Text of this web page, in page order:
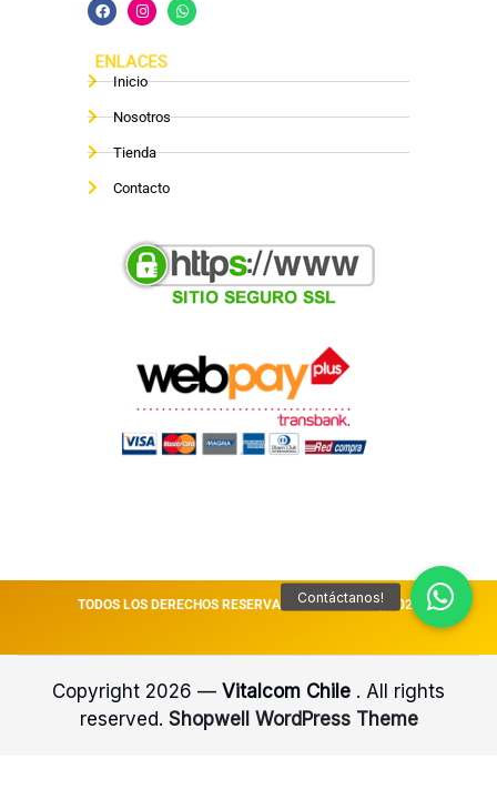
ENLACES
Inicio
Nosotros
Tienda
Contacto
TODOS LOS DERECHOS RESERVADOS VITALCOM || 2026
Copyright 2026 — Vitalcom Chile . All rights
reserved. Shopwell WordPress Theme